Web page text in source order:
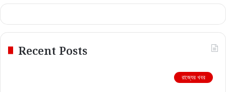
Recent Posts
রাজ্যের খবর